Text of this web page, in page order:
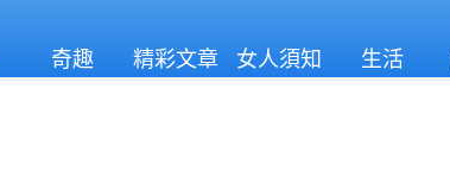
奇趣 精彩文章 女人須知 生活